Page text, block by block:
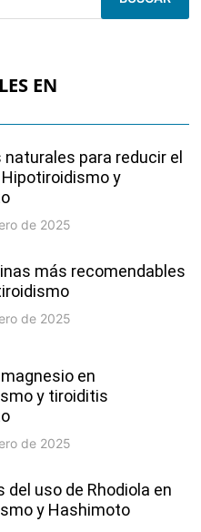
EN
naturales para reducir el
y
de 2025
más recomendables
de 2025
en
y tiroiditis
de 2025
del uso de Rhodiola en
y Hashimoto